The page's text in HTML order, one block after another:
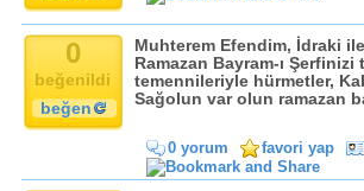
0
beğenildi
beğen
Muhterem Efendim, İdraki
Ramazan Bayram-ı
temennileriyle hürmetler,
Sağolun var olun ramazan
0 yorum favori yap